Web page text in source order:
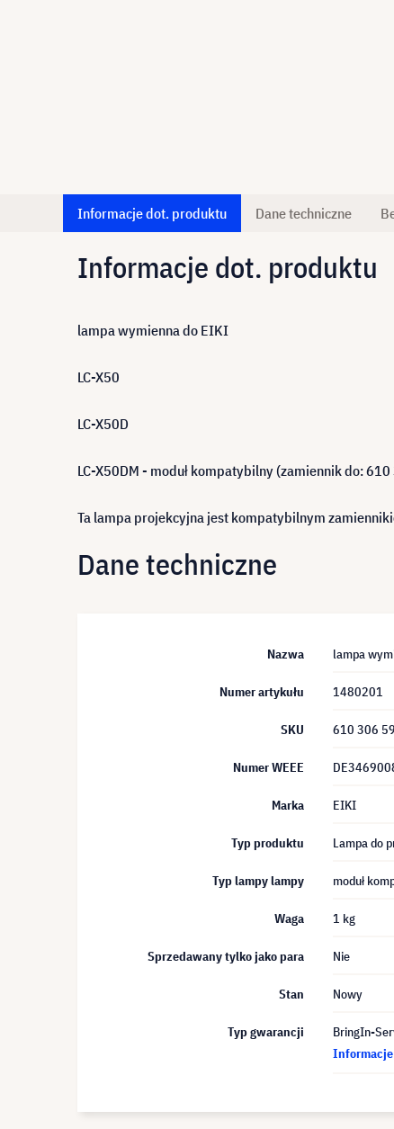
Informacje dot. produktu Dane techniczne
Informacje dot. produktu
lampa wymienna do EIKI
LC-X50
LC-X50D
LC-X50DM - moduł kompatybilny (zamiennik do:
Ta lampa projekcyjna jest kompatybilnym
Dane techniczne
Nazwa lampa
Numer artykułu 1480201
SKU 610 306
Numer WEEE
Marka EIKI
Typ produktu Lampa do
Typ lampy lampy moduł
Waga 1 kg
Sprzedawany tylko jako para Nie
Stan Nowy
Typ gwarancji
BringIn-
Informacje